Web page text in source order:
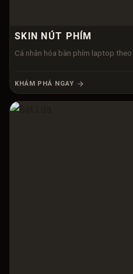
SKIN NÚT PHÍM
Cá nhân hóa bàn phím laptop
KHÁM PHÁ NGAY